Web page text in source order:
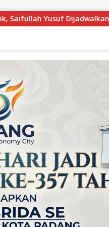
2026 dan Resmikan